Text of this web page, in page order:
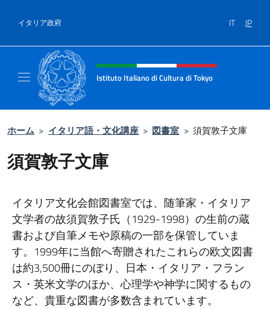
イタリア政府 IT JP
Header, social and menu of site
Istituto Italiano di Cultura di Tokyo
ホーム > イタリア語・文化講座 > 図書室 > 須賀敦子文庫
須賀敦子文庫
イタリア文化会館図書室では、随筆家・イタリア
文学者の故須賀敦子氏（1929-1998）の生前の蔵
書および自筆メモや原稿の一部を保管していま
す。1999年に当館へ寄贈されたこれらの欧文図書
は約3,500冊にのぼり、日本・イタリア・フラン
ス・英米文学のほか、心理学や神学に関するもの
など、貴重な図書が多数含まれています。